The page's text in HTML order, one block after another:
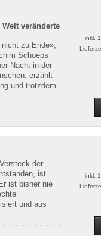
veränderte
zu Ende»,
Schoeps
Nacht in der
erzählt
und trotzdem
inkl.
der
ist
ist bisher nie
und aus
inkl.